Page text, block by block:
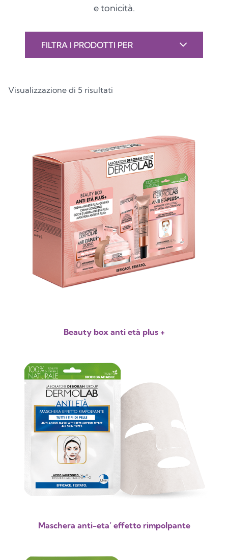
e tonicità.
FILTRA I PRODOTTI PER
Visualizzazione di 5 risultati
Beauty box anti età plus +
Maschera anti-eta’ effetto rimpolpante